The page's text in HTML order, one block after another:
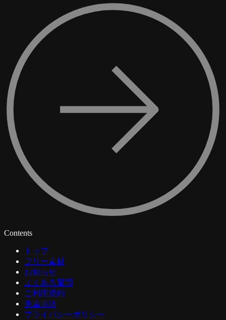
Contents
トップ
フリー素材
お知らせ
よくある質問
ご利用規約
免責事項
プライバシーポリシー